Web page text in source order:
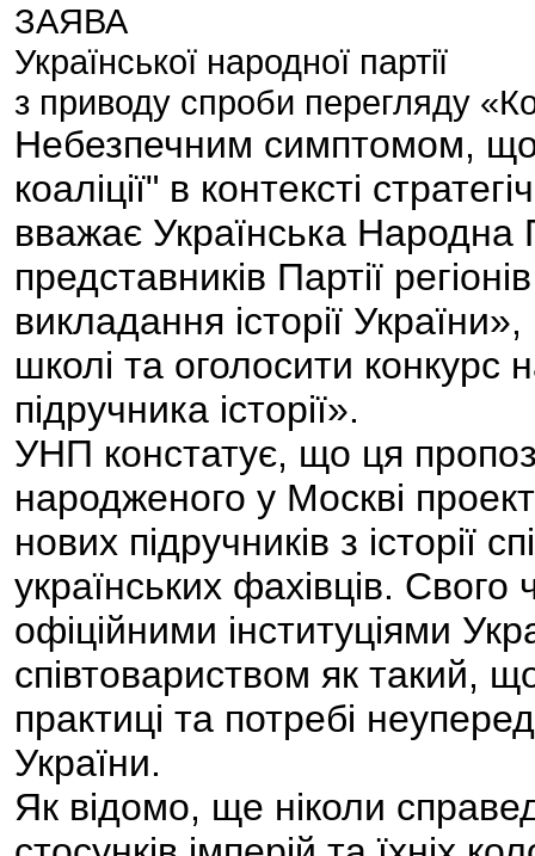
ЗАЯВА
Української народної партії
з приводу спроби перегляду
Небезпечним симптомом, що
коаліції" в контексті
вважає Українська Народна
представників Партії
викладання історії
школі та оголосити конкурс
підручника історії».
УНП констатує, що ця
народженого у Москві
нових підручників з історії
українських фахівців.
офіційними інституціями
співтовариством як такий,
практиці та потребі
України.
Як відомо, ще ніколи